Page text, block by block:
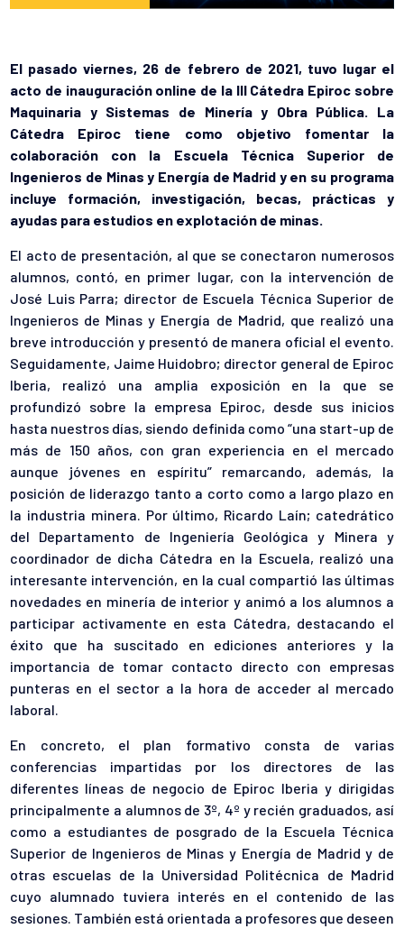
El pasado viernes, 26 de febrero de 2021, tuvo lugar el
acto de inauguración online de la III Cátedra Epiroc sobre
Maquinaria y Sistemas de Minería y Obra Pública. La
Cátedra Epiroc tiene como objetivo fomentar la
colaboración con la Escuela Técnica Superior de
Ingenieros de Minas y Energía de Madrid y en su programa
incluye formación, investigación, becas, prácticas y
ayudas para estudios en explotación de minas.
El acto de presentación, al que se conectaron numerosos
alumnos, contó, en primer lugar, con la intervención de
José Luis Parra; director de Escuela Técnica Superior de
Ingenieros de Minas y Energía de Madrid, que realizó una
breve introducción y presentó de manera oficial el evento.
Seguidamente, Jaime Huidobro; director general de Epiroc
Iberia, realizó una amplia exposición en la que se
profundizó sobre la empresa Epiroc, desde sus inicios
hasta nuestros días, siendo definida como “una start-up de
más de 150 años, con gran experiencia en el mercado
aunque jóvenes en espíritu” remarcando, además, la
posición de liderazgo tanto a corto como a largo plazo en
la industria minera. Por último, Ricardo Laín; catedrático
del Departamento de Ingeniería Geológica y Minera y
coordinador de dicha Cátedra en la Escuela, realizó una
interesante intervención, en la cual compartió las últimas
novedades en minería de interior y animó a los alumnos a
participar activamente en esta Cátedra, destacando el
éxito que ha suscitado en ediciones anteriores y la
importancia de tomar contacto directo con empresas
punteras en el sector a la hora de acceder al mercado
laboral.
En concreto, el plan formativo consta de varias
conferencias impartidas por los directores de las
diferentes líneas de negocio de Epiroc Iberia y dirigidas
principalmente a alumnos de 3º, 4º y recién graduados, así
como a estudiantes de posgrado de la Escuela Técnica
Superior de Ingenieros de Minas y Energía de Madrid y de
otras escuelas de la Universidad Politécnica de Madrid
cuyo alumnado tuviera interés en el contenido de las
sesiones. También está orientada a profesores que deseen